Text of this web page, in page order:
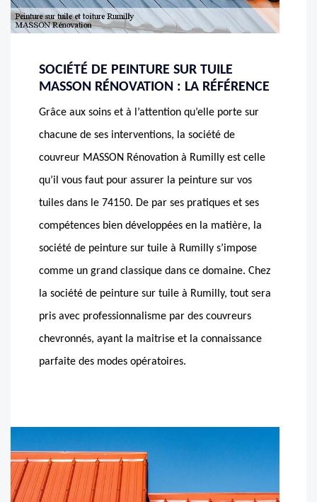
SOCIÉTÉ DE PEINTURE SUR TUILE
MASSON RÉNOVATION : LA RÉFÉRENCE
Grâce aux soins et à l’attention qu’elle porte sur
chacune de ses interventions, la société de
couvreur MASSON Rénovation à Rumilly est celle
qu’il vous faut pour assurer la peinture sur vos
tuiles dans le 74150. De par ses pratiques et ses
compétences bien développées en la matière, la
société de peinture sur tuile à Rumilly s’impose
comme un grand classique dans ce domaine. Chez
la société de peinture sur tuile à Rumilly, tout sera
pris avec professionnalisme par des couvreurs
chevronnés, ayant la maitrise et la connaissance
parfaite des modes opératoires.